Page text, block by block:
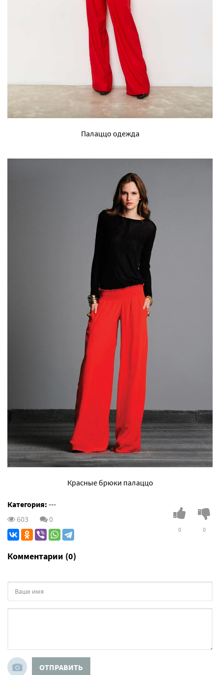
Палаццо одежда
Красные брюки палаццо
Категория: ---
603
0
0 0
Комментарии (0)
ОТПРАВИТЬ